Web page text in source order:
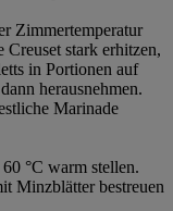
Zimmertemperatur
stark erhitzen,
in Portionen auf
herausnehmen.
Marinade
°C warm stellen.
Minzblätter bestreuen